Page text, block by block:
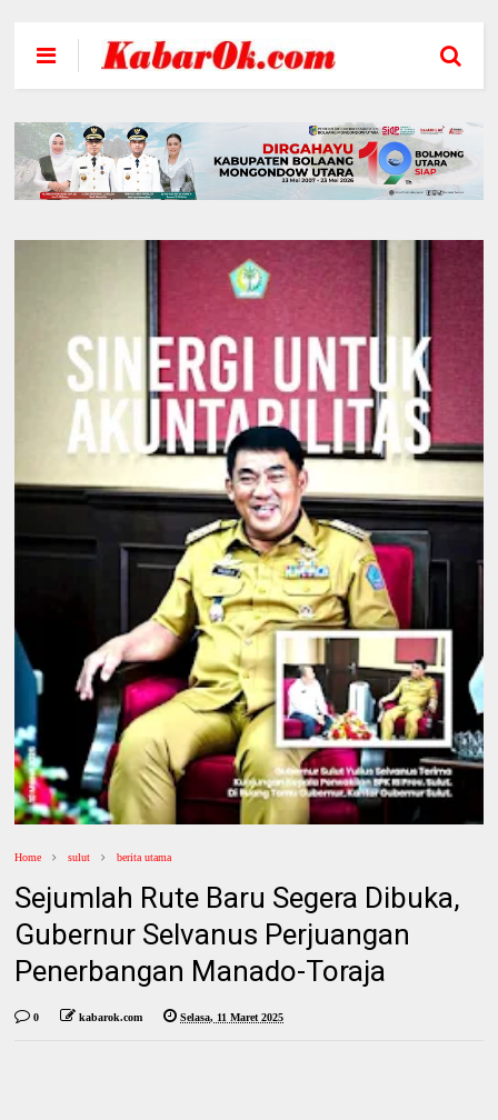
Home sulut berita utama
Sejumlah Rute Baru Segera Dibuka,
Gubernur Selvanus Perjuangan
Penerbangan Manado-Toraja
0 kabarok.com Selasa, 11 Maret 2025